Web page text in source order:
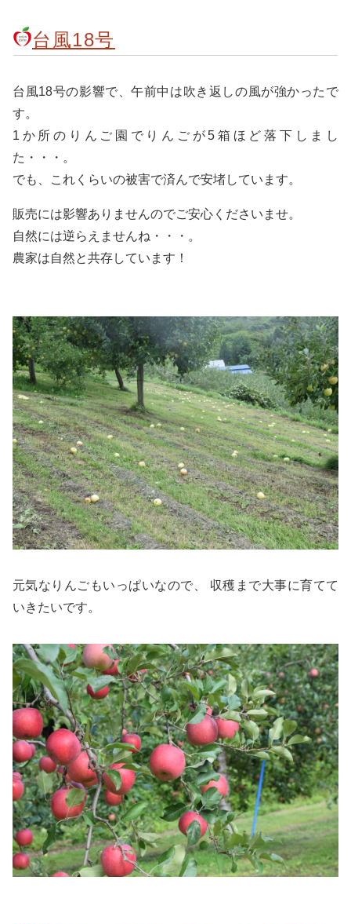
台風18号
台風18号の影響で、午前中は吹き返しの風が強かったで
す。
1か所のりんご園でりんごが5箱ほど落下しまし
た・・・。
でも、これくらいの被害で済んで安堵しています。
販売には影響ありませんのでご安心くださいませ。
自然には逆らえませんね・・・。
農家は自然と共存しています！
元気なりんごもいっぱいなので、 収穫まで大事に育てて
いきたいです。